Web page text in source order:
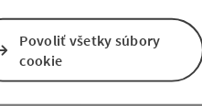
Povoliť všetky súbory
cookie